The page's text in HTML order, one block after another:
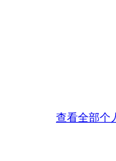
查看全部个